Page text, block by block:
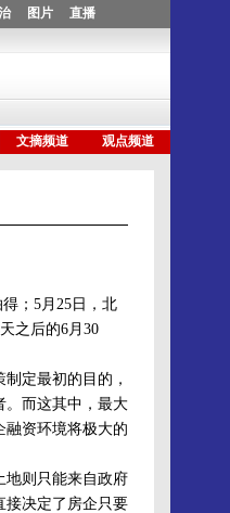
；5月25日，北
之后的6月30
定最初的目的，
。而这其中，最大
融资环境将极大的
则只能来自政府
接决定了房企只要